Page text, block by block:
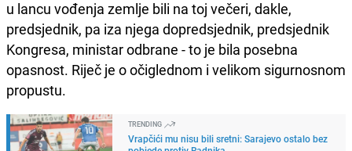
u lancu vođenja zemlje bili na toj večeri, dakle,
predsjednik, pa iza njega dopredsjednik, predsjednik
Kongresa, ministar odbrane - to je bila posebna
opasnost. Riječ je o očiglednom i velikom sigurnosnom
propustu.
TRENDING
Vrapčići mu nisu bili sretni: Sarajevo ostalo bez